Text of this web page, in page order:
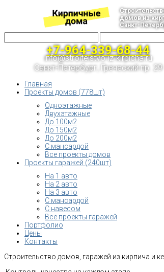
домов из
Санкт-
+7-964-339-68-44
info@stroitelstvo-iz-kirpicha.ru
Санкт-Петербург, Греческий пр. 29
Главная
Проекты домов (778шт)
Одноэтажные
Двухэтажные
До 100м2
До 150м2
До 200м2
С мансардой
Все проекты домов
Проекты гаражей (240шт)
На 1 авто
На 2 авто
На 3 авто
С мансардой
С навесом
Все проекты гаражей
Портфолио
Цены
Контакты
Строительство домов, гаражей из кирпича и